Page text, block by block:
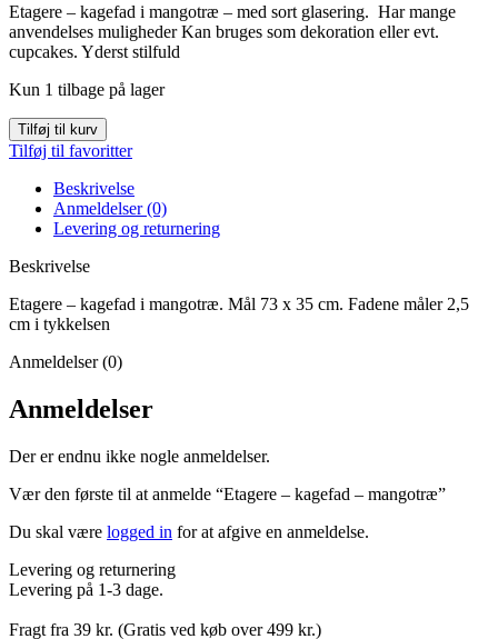
Etagere – kagefad i mangotræ – med sort glasering. Har mange
anvendelses muligheder Kan bruges som dekoration eller evt.
cupcakes. Yderst stilfuld
Kun 1 tilbage på lager
Tilføj til kurv
Tilføj til favoritter
Beskrivelse
Anmeldelser (0)
Levering og returnering
Beskrivelse
Etagere – kagefad i mangotræ. Mål 73 x 35 cm. Fadene måler 2,5
cm i tykkelsen
Anmeldelser (0)
Anmeldelser
Der er endnu ikke nogle anmeldelser.
Vær den første til at anmelde “Etagere – kagefad – mangotræ”
Du skal være logged in for at afgive en anmeldelse.
Levering og returnering
Levering på 1-3 dage.
Fragt fra 39 kr. (Gratis ved køb over 499 kr.)